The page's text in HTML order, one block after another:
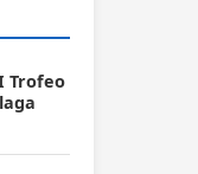
Trofeo